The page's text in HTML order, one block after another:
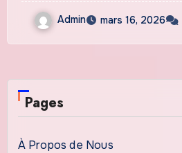
Admin mars 16, 2026
Pages
À Propos de Nous